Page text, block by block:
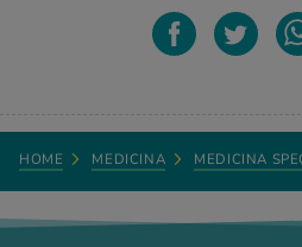
HOME MEDICINA MEDICINA